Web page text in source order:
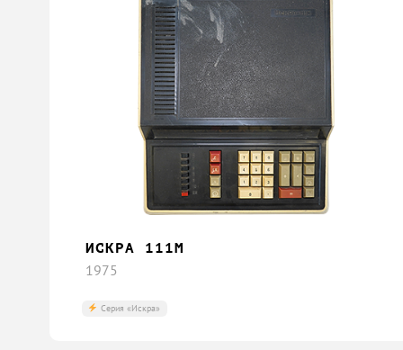
ИСКРА 111М
1975
Серия «Искра»